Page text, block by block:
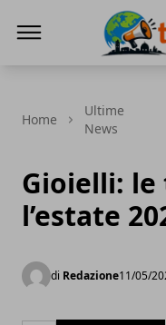
Home
Ultime
News
Gioielli: le
l’estate
di Redazione11/05/